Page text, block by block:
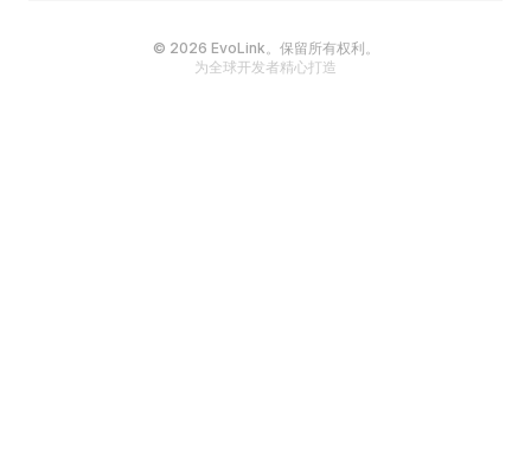
© 2026 EvoLink。保留所有权利。
为全球开发者精心打造